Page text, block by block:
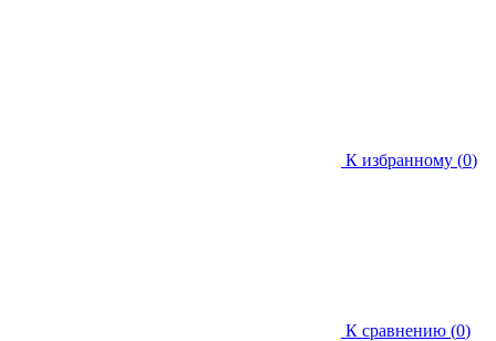
К избранному (0)
К сравнению (0)